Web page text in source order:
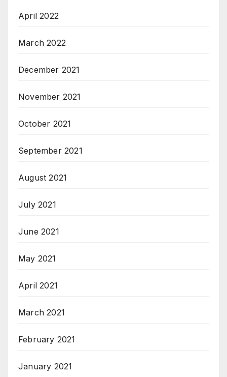
April 2022
March 2022
December 2021
November 2021
October 2021
September 2021
August 2021
July 2021
June 2021
May 2021
April 2021
March 2021
February 2021
January 2021